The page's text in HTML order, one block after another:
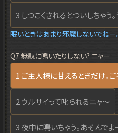
3 しつこくされるとついしちゃう
眠いときはあまり邪魔しないでねー
Q7 無駄に鳴いたりしない? ニャー
1 ご主人様に甘えるときだけ。
2 ウルサイって叱られるニャ～
3 夜中に鳴いちゃう。あそんでよ